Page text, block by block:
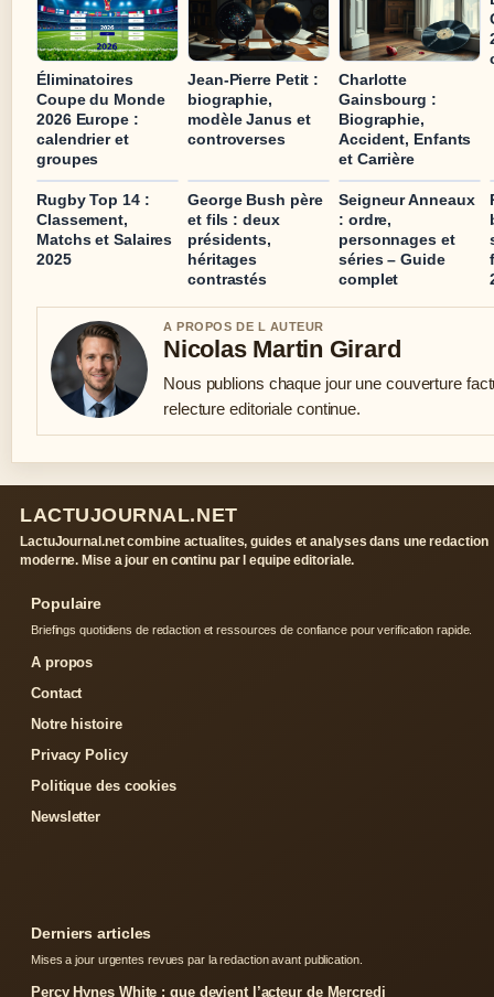
Éliminatoires
Coupe du Monde
2026 Europe :
calendrier et
groupes
Jean-Pierre Petit :
biographie,
modèle Janus et
controverses
Charlotte
Gainsbourg :
Biographie,
Accident, Enfants
et Carrière
Rugby Top 14 :
Classement,
Matchs et Salaires
2025
George Bush père
et fils : deux
présidents,
héritages
contrastés
Seigneur Anneaux
: ordre,
personnages et
séries – Guide
complet
A PROPOS DE L AUTEUR
Nicolas Martin Girard
Nous publions chaque jour une couverture
relecture editoriale continue.
LACTUJOURNAL.NET
LactuJournal.net combine actualites, guides et analyses dans une redaction
moderne. Mise a jour en continu par l equipe editoriale.
Populaire
Briefings quotidiens de redaction et ressources de confiance pour verification rapide.
A propos
Contact
Notre histoire
Privacy Policy
Politique des cookies
Newsletter
Derniers articles
Mises a jour urgentes revues par la redaction avant publication.
Percy Hynes White : que devient l’acteur de Mercredi